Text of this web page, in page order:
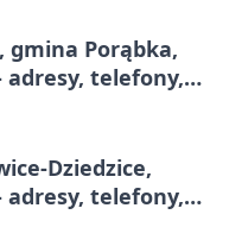
gmina Porąbka,
telefony,
Dziedzice,
telefony,